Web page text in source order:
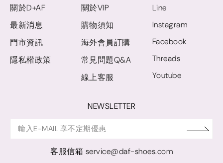
關於D+AF
最新消息
門市資訊
隱私權政策
關於VIP
購物須知
海外會員訂購
常見問題Q&A
線上客服
Line
Instagram
Facebook
Threads
Youtube
NEWSLETTER
客服信箱 service@daf-shoes.com